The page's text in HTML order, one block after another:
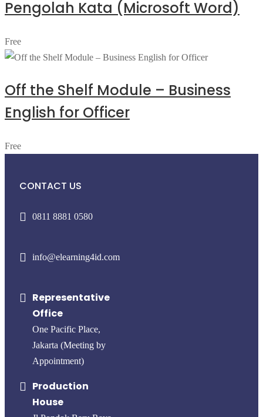
Pengolah Kata (Microsoft Word)
Free
Off the Shelf Module – Business
English for Officer
Free
CONTACT US
0811 8881 0580
info@elearning4id.com
Representative
Office
One Pacific Place,
Jakarta (Meeting by
Appointment)
Production
House